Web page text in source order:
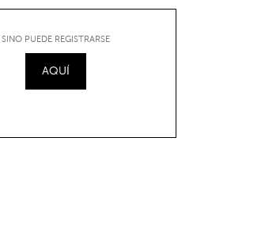
SINO PUEDE REGISTRARSE
AQUÍ